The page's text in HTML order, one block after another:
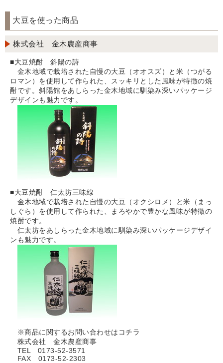
大豆を使った商品
株式会社 金木農産商事
■大豆焼酎 斜陽の詩
金木地域で栽培された自慢の大豆（オオスズ）と米（つがる
ロマン）を使用して作られた、スッキリとした風味が特徴の焼
酎です。斜陽館をあしらった金木地域に馴染み深いパッケージ
デザインも魅力です。
■大豆焼酎 仁太坊三味線
金木地域で栽培された自慢の大豆（オクシロメ）と米（まっ
しぐら）を使用して作られた、まろやかで豊かな風味が特徴の
焼酎です。
仁太坊をあしらった金木地域に馴染み深いパッケージデザイ
ンも魅力です。
※商品に関するお問い合わせはコチラ
株式会社 金木農産商事
TEL 0173-52-3571
FAX 0173-52-2303